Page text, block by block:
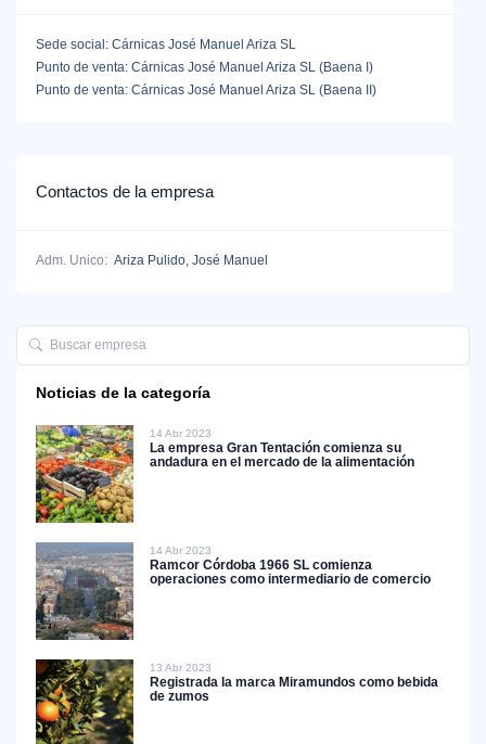
Sede social: Cárnicas José Manuel Ariza SL
Punto de venta: Cárnicas José Manuel Ariza SL (Baena I)
Punto de venta: Cárnicas José Manuel Ariza SL (Baena II)
Contactos de la empresa
Adm. Unico: Ariza Pulido, José Manuel
Noticias de la categoría
14 Abr 2023
La empresa Gran Tentación comienza su
andadura en el mercado de la alimentación
14 Abr 2023
Ramcor Córdoba 1966 SL comienza
operaciones como intermediario de comercio
13 Abr 2023
Registrada la marca Miramundos como bebida
de zumos